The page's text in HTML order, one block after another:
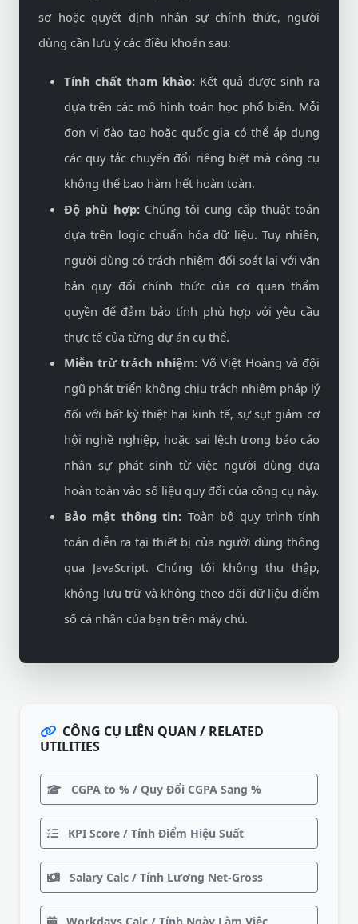
sơ hoặc quyết định nhân sự chính thức, người
dùng cần lưu ý các điều khoản sau:
Tính chất tham khảo: Kết quả được sinh ra
dựa trên các mô hình toán học phổ biến. Mỗi
đơn vị đào tạo hoặc quốc gia có thể áp dụng
các quy tắc chuyển đổi riêng biệt mà công cụ
không thể bao hàm hết hoàn toàn.
Độ phù hợp:Chúng tôi cung cấp thuật toán
dựa trên logic chuẩn hóa dữ liệu. Tuy nhiên,
người dùng có trách nhiệm đối soát lại với văn
bản quy đổi chính thức của cơ quan thẩm
quyền để đảm bảo tính phù hợp với yêu cầu
thực tế của từng dự án cụ thể.
Miễn trừ trách nhiệm: Võ Việt Hoàng và đội
ngũ phát triển không chịu trách nhiệm pháp lý
đối với bất kỳ thiệt hại kinh tế, sự sụt giảm cơ
hội nghề nghiệp, hoặc sai lệch trong báo cáo
nhân sự phát sinh từ việc người dùng dựa
hoàn toàn vào số liệu quy đổi của công cụ này.
Bảo mật thông tin: Toàn bộ quy trình tính
toán diễn ra tại thiết bị của người dùng thông
qua JavaScript. Chúng tôi không thu thập,
không lưu trữ và không theo dõi dữ liệu điểm
số cá nhân của bạn trên máy chủ.
CÔNG CỤ LIÊN QUAN / RELATED
UTILITIES
CGPA to % / Quy Đổi CGPA Sang %
KPI Score / Tính Điểm Hiệu Suất
Salary Calc / Tính Lương Net-Gross